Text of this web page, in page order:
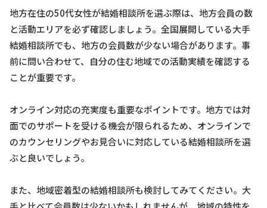
地方在住の50代女性が結婚相談所を選ぶ際は、地方会員の数
と活動エリアを必ず確認しましょう。全国展開している大手
結婚相談所でも、地方の会員数が少ない場合があります。事
前に問い合わせて、自分の住む地域での活動実績を確認する
ことが重要です。
オンライン対応の充実度も重要なポイントです。地方では対
面でのサポートを受ける機会が限られるため、オンラインで
のカウンセリングやお見合いに対応している結婚相談所を選
ぶと良いでしょう。
また、地域密着型の結婚相談所も検討してみてください。大